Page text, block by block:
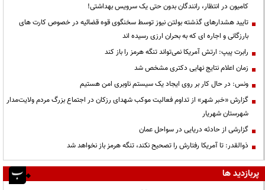
کامیون در انتظار، رانندگان بدون حتی یک سرویس بهداشتی!
تایید هشدارهای گذشته بولتن نیوز توسط سخنگوی قوه قضائیه در خصوص کارت های
بارزگانی و اجاره ای که به بحران ارزی رسیده اند
رابرت پیپ: ارتش آمریکا نمی‌تواند تنگه هرمز را باز کند
زمان اعلام نتایج نهایی دکتری مشخص شد
ونس: در حال کار بر روی ایجاد یک سیستم ناوبری امن هستیم
گزارش «خبر شهر» از تداوم فعالیت موکب شهدای رزکان در اجتماع بزرگ مردم ولایت‌مدار
شهرستان شهریار
گزارشی از حادثه دریایی در سواحل عمان
ذوالقدر: تا آمریکا رفتارش را تصحیح نکند، تنگه هرمز باز نخواهد شد
پربازدید ها